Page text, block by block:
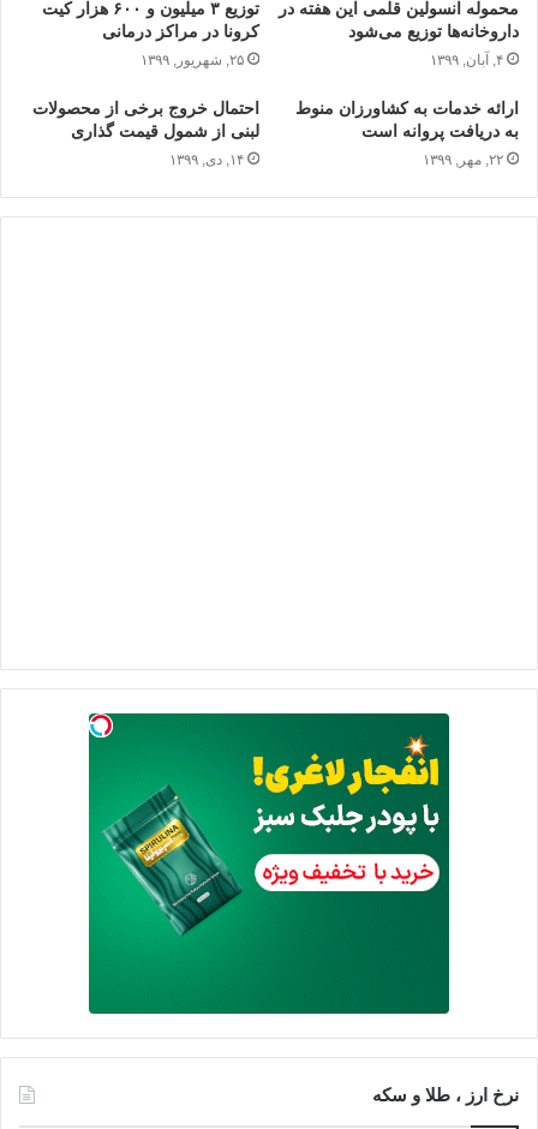
محموله‌ انسولین قلمی این هفته در
داروخانه‌ها توزیع می‌شود
۴, آبان, ۱۳۹۹
توزیع ۳ میلیون و ۶۰۰ هزار کیت
کرونا در مراکز درمانی
۲۵, شهریور, ۱۳۹۹
ارائه خدمات به کشاورزان منوط
به دریافت پروانه‌ است
۲۲, مهر, ۱۳۹۹
احتمال خروج برخی از محصولات
لبنی از شمول قیمت گذاری
۱۴, دی, ۱۳۹۹
نرخ ارز ، طلا و سکه